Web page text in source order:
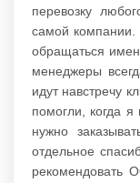
перевозку
самой компании.
обращаться
менеджеры
идут навстречу
помогли, когда
нужно
отдельное
рекомендовать